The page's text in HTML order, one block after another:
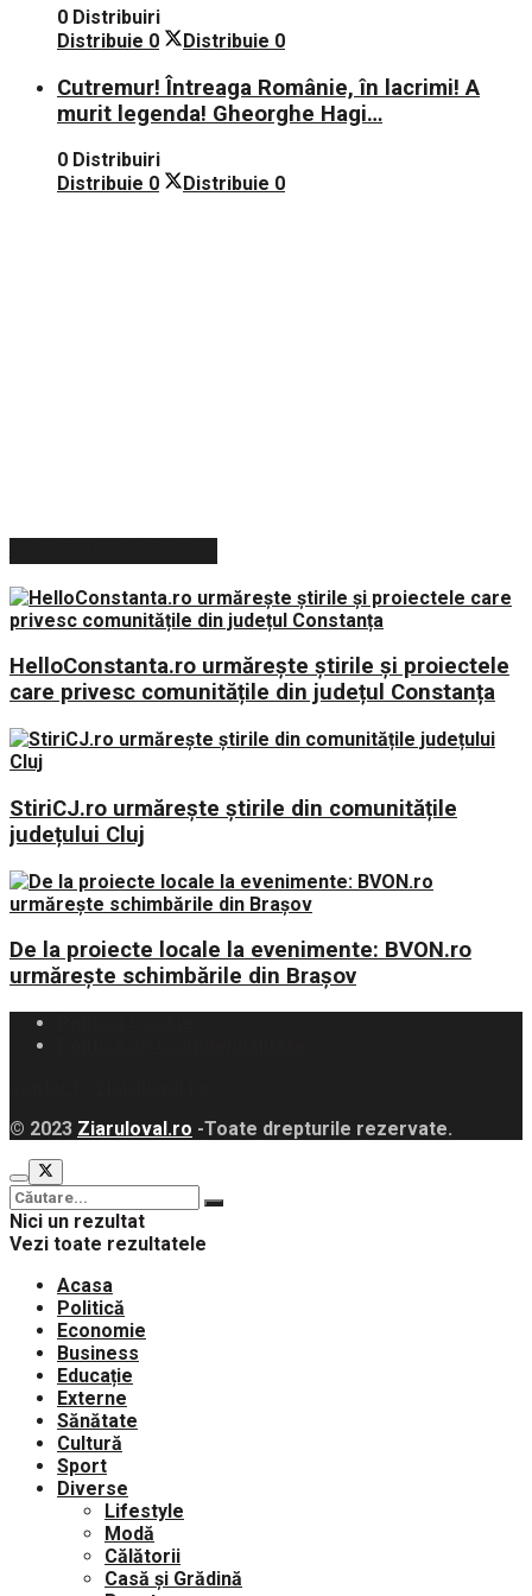
0 Distribuiri
Distribuie 0 Distribuie 0
Cutremur! Întreaga Românie, în lacrimi! A
murit legenda! Gheorghe Hagi…
0 Distribuiri
Distribuie 0 Distribuie 0
HelloConstanta.ro urmărește știrile și proiectele
care privesc comunitățile din județul Constanța
StiriCJ.ro urmărește știrile din comunitățile
județului Cluj
De la proiecte locale la evenimente: BVON.ro
urmărește schimbările din Brașov
© 2023 Ziaruloval.ro -Toate drepturile rezervate.
Nici un rezultat
Vezi toate rezultatele
Acasa
Politică
Economie
Business
Educație
Externe
Sănătate
Cultură
Sport
Diverse
Lifestyle
Modă
Călătorii
Casă și Grădină